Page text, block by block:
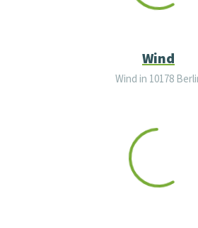
Wind
Wind in 10178